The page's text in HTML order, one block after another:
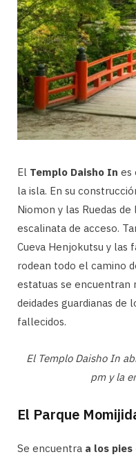
El Templo Daisho In es
la isla. En su
Niomon y las Ruedas
escalinata de acceso.
Cueva Henjokutsu y las
rodean todo el camino
estatuas se encuentran
deidades guardianas de
fallecidos.
El Templo Daisho In
pm y la
El Parque
Se encuentra a los pies